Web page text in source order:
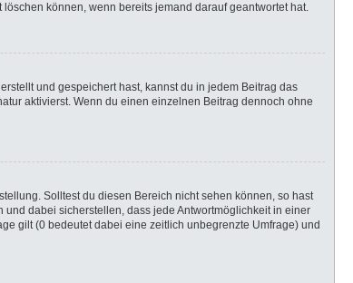
können, wenn bereits jemand darauf geantwortet hat.
und gespeichert hast, kannst du in jedem Beitrag das
aktivierst. Wenn du einen einzelnen Beitrag dennoch ohne
Solltest du diesen Bereich nicht sehen können, so hast
dabei sicherstellen, dass jede Antwortmöglichkeit in einer
gilt (0 bedeutet dabei eine zeitlich unbegrenzte Umfrage) und